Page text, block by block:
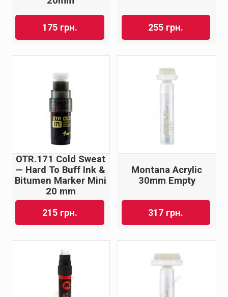
175 грн. 255 грн.
OTR.171 Cold Sweat
— Hard To Buff Ink &
Bitumen Marker Mini
20 mm
215 грн.
Montana Acrylic
30mm Empty
317 грн.